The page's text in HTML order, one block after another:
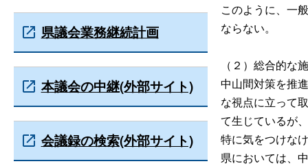
このように、一
ならない。
（２）総合的な
中山間対策を推
な視点に立って
て生じているが
特に気をつけな
県においては、
県議会業務継続計画
本議会の中継(外部サイト)
会議録の検索(外部サイト)